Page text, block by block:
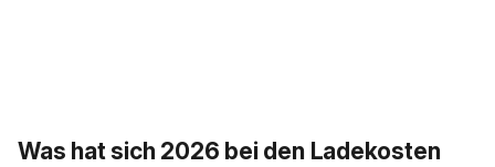
Was hat sich 2026 bei den Ladekosten